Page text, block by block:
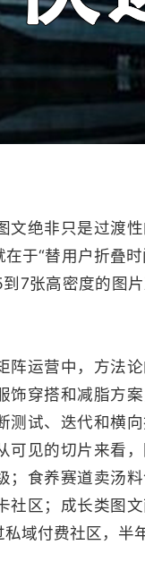
文绝非只是过渡
于“替用户折叠
7张高密度的图
阵运营中，方法
饰穿搭和减脂方
测试、迭代和横
可见的切片来看
；食养赛道卖汤
社区；成长类图
域付费社区，半